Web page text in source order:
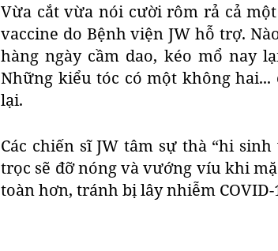
Vừa cắt vừa nói cười rôm rả cả
vaccine do Bệnh viện JW hỗ trợ.
hàng ngày cầm dao, kéo mổ nay
Những kiểu tóc có một không
lại.
Các chiến sĩ JW tâm sự thà “hi
trọc sẽ đỡ nóng và vướng víu khi
toàn hơn, tránh bị lây nhiễm